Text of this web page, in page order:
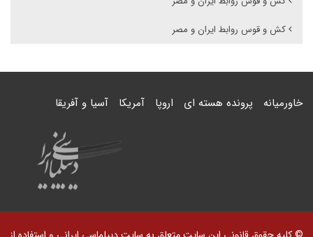
کش و قوس روابط ایران و مصر
خاورمیانه پرونده هسته ای اروپا آمریکا آسیا و آفریقا